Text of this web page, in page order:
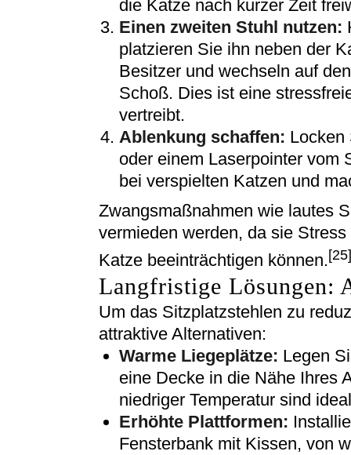
die Katze nach kurzer Zeit
Einen zweiten Stuhl nutzen:
platzieren Sie ihn neben der
Besitzer und wechseln auf
Schoß. Dies ist eine
vertreibt.
Ablenkung schaffen: Locken
oder einem Laserpointer vom
bei verspielten Katzen und
Zwangsmaßnahmen wie lautes
vermieden werden, da sie
Katze beeinträchtigen können.[25]
Langfristige Lösungen:
Um das Sitzplatzstehlen zu
attraktive Alternativen:
Warme Liegeplätze: Legen
eine Decke in die Nähe Ihres
niedriger Temperatur sind
Erhöhte Plattformen:
Fensterbank mit Kissen, von